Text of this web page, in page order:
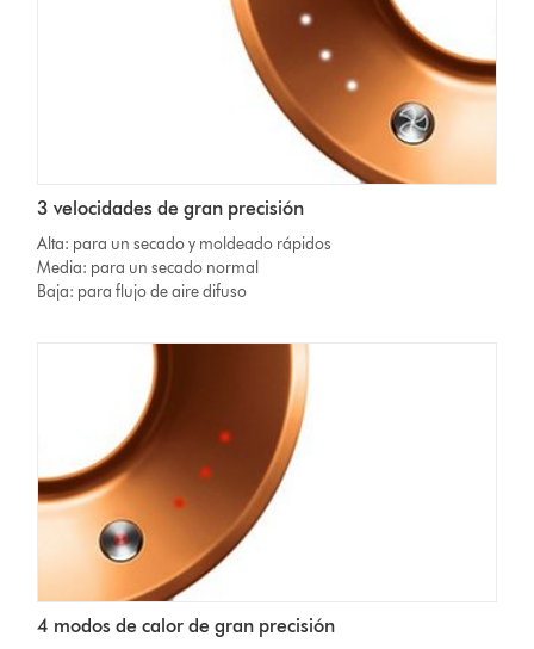
3 velocidades de gran precisión
Alta: para un secado y moldeado rápidos
Media: para un secado normal
Baja: para flujo de aire difuso
4 modos de calor de gran precisión